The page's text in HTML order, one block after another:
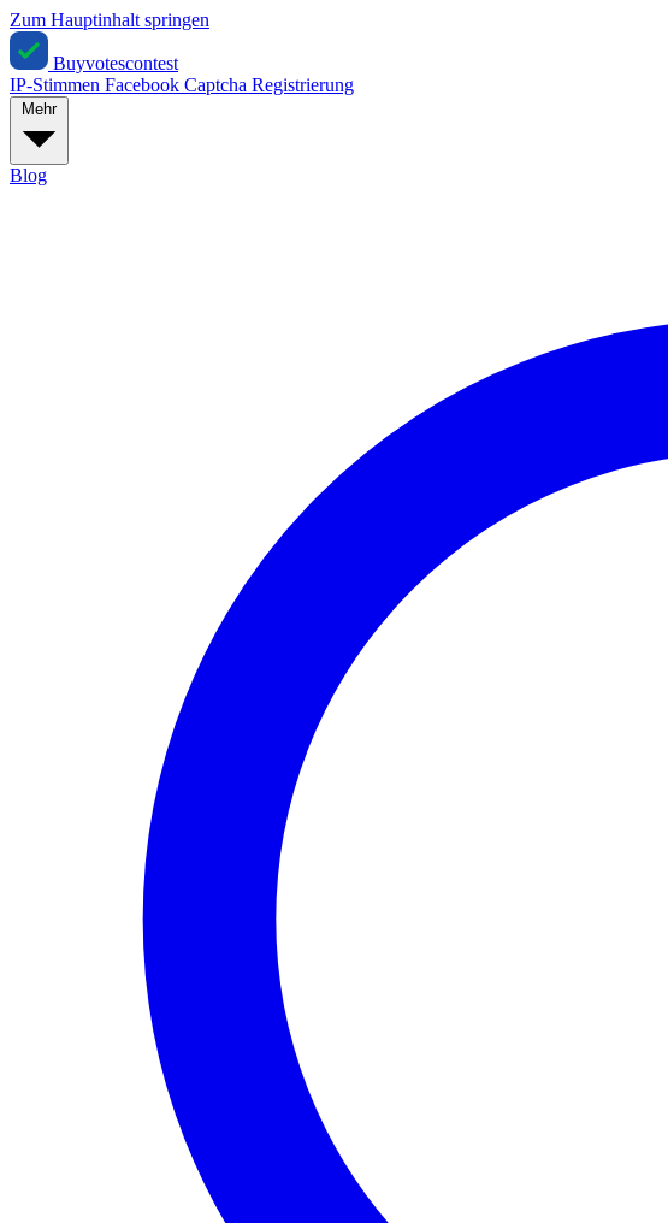
Zum Hauptinhalt springen
Buyvotescontest
IP-Stimmen Facebook Captcha Registrierung
Mehr
Blog